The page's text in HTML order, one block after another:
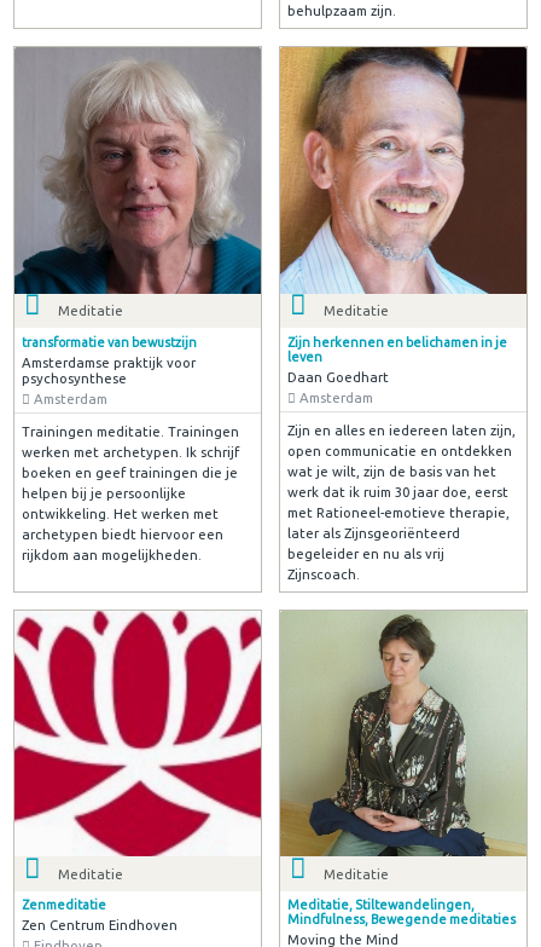
behulpzaam zijn.
Meditatie
transformatie van bewustzijn
Amsterdamse praktijk voor
psychosynthese
Amsterdam
Trainingen meditatie. Trainingen
werken met archetypen. Ik schrijf
boeken en geef trainingen die je
helpen bij je persoonlijke
ontwikkeling. Het werken met
archetypen biedt hiervoor een
rijkdom aan mogelijkheden.
Meditatie
Zijn herkennen en belichamen in je
leven
Daan Goedhart
Amsterdam
Zijn en alles en iedereen laten zijn,
open communicatie en ontdekken
wat je wilt, zijn de basis van het
werk dat ik ruim 30 jaar doe, eerst
met Rationeel-emotieve therapie,
later als Zijnsgeoriënteerd
begeleider en nu als vrij
Zijnscoach.
Meditatie
Zenmeditatie
Zen Centrum Eindhoven
Meditatie
Meditatie, Stiltewandelingen,
Mindfulness, Bewegende meditaties
Moving the Mind